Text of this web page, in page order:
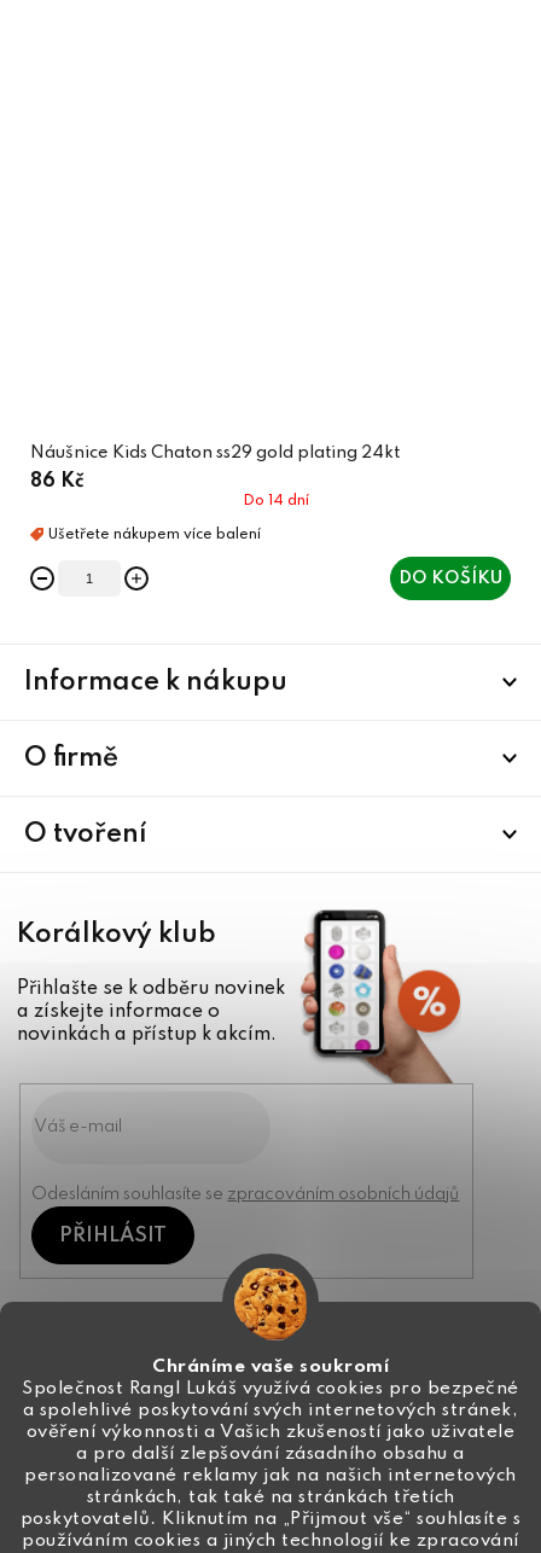
Chráníme vaše soukromí
Společnost Rangl Lukáš využívá cookies pro bezpečné
a spolehlivé poskytování svých internetových stránek,
ověření výkonnosti a Vašich zkušeností jako uživatele
a pro další zlepšování zásadního obsahu a
personalizované reklamy jak na našich internetových
stránkách, tak také na stránkách třetích
poskytovatelů. Kliknutím na „Přijmout vše“ souhlasíte s
používáním cookies a jiných technologií ke zpracování
Náušnice Kids Chaton ss29 gold plating 24kt
86 Kč
Do 14 dní
DO KOŠÍKU
Informace k nákupu
O firmě
O tvoření
Korálkový klub
Přihlašte se k odběru novinek
a získejte informace o
novinkách a přístup k akcím.
Odesláním souhlasíte se zpracováním osobních údajů
PŘIHLÁSIT
info@ceske-koralky.cz
+420 774 444 191